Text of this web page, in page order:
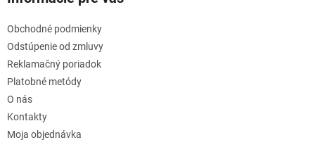
Obchodné podmienky
Odstúpenie od zmluvy
Reklamačný poriadok
Platobné metódy
O nás
Kontakty
Moja objednávka